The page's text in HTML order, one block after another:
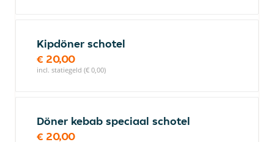
Kipdöner schotel
€ 20,00
incl. statiegeld (€ 0,00)
Döner kebab speciaal schotel
€ 20,00